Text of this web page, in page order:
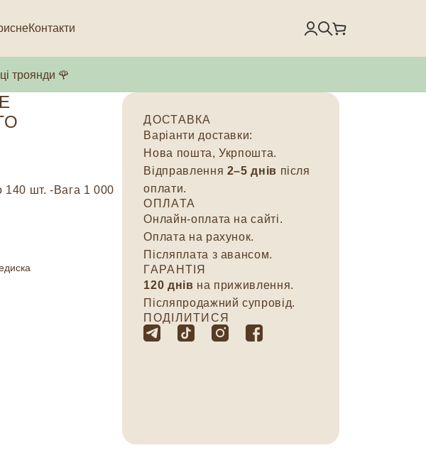
Контакти
троянди 🌹
140 шт. -Вага 1 000
ДОСТАВКА
Варіанти доставки:
Нова пошта, Укрпошта.
Відправлення 2–5 днів після
оплати.
ОПЛАТА
Онлайн-оплата на сайті.
Оплата на рахунок.
Післяплата з авансом.
ГАРАНТІЯ
120 днів на приживлення.
Післяпродажний супровід.
ПОДІЛИТИСЯ